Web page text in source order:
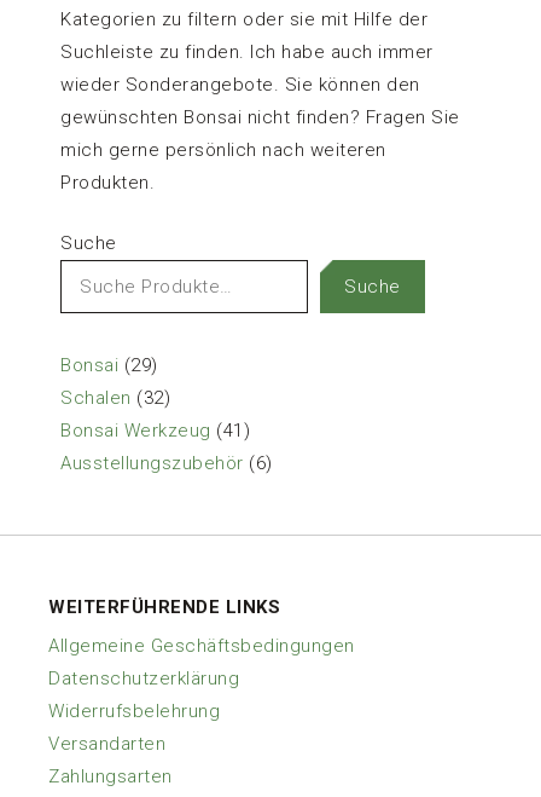
Kategorien zu filtern oder sie mit Hilfe der
Suchleiste zu finden. Ich habe auch immer
wieder Sonderangebote. Sie können den
gewünschten Bonsai nicht finden? Fragen Sie
mich gerne persönlich nach weiteren
Produkten.
Suche
Suche
Bonsai 2929
Produkte
Schalen 3232
Produkte
Bonsai Werkzeug 41 41
Produkte
Ausstellungszubehör 66
WEITERFÜHRENDE LINKS
Allgemeine Geschäftsbedingungen
Datenschutzerklärung
Widerrufsbelehrung
Versandarten
Zahlungsarten